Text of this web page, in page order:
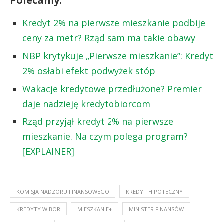
Kredyt 2% na pierwsze mieszkanie podbije
ceny za metr? Rząd sam ma takie obawy
NBP krytykuje „Pierwsze mieszkanie”: Kredyt
2% osłabi efekt podwyżek stóp
Wakacje kredytowe przedłużone? Premier
daje nadzieję kredytobiorcom
Rząd przyjął kredyt 2% na pierwsze
mieszkanie. Na czym polega program?
[EXPLAINER]
KOMISJA NADZORU FINANSOWEGO KREDYT HIPOTECZNY
KREDYTY WIBOR MIESZKANIE+ MINISTER FINANSÓW